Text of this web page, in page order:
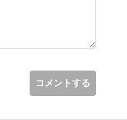
コメントする